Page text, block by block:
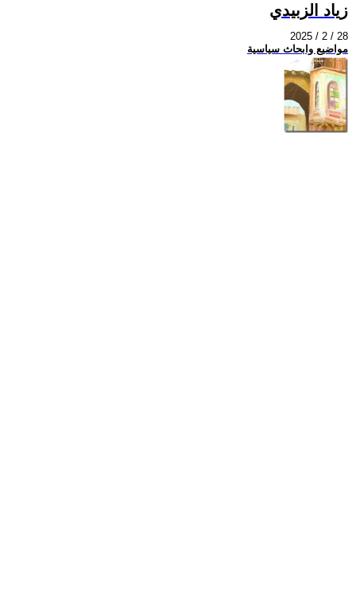
زياد الزبيدي
2025 / 2 / 28
مواضيع وابحاث سياسية